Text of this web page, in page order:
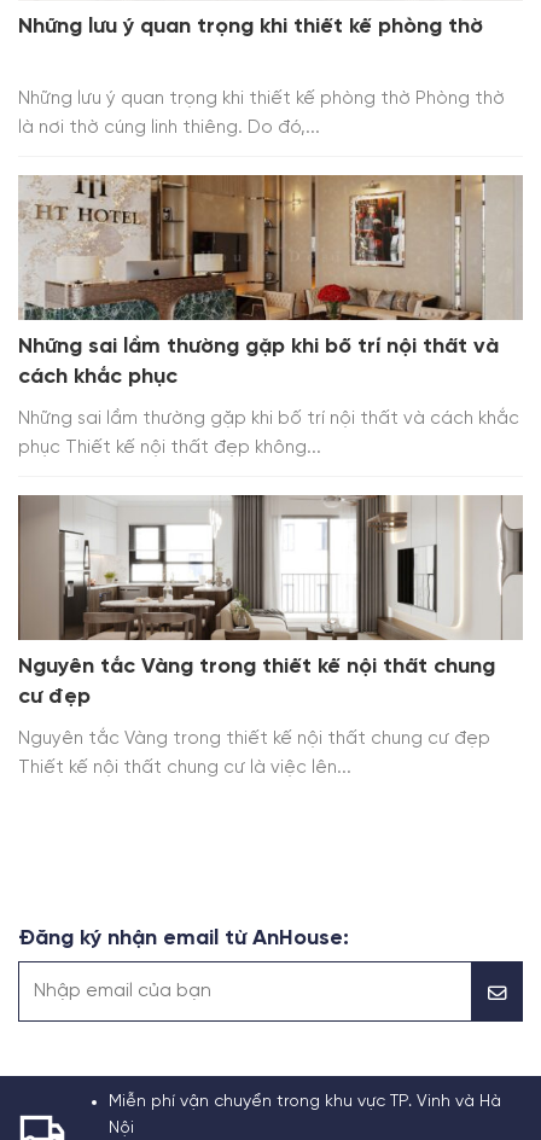
Những lưu ý quan trọng khi thiết kế phòng thờ
Những lưu ý quan trọng khi thiết kế phòng thờ Phòng thờ
là nơi thờ cúng linh thiêng. Do đó,...
Những sai lầm thường gặp khi bố trí nội thất và
cách khắc phục
Những sai lầm thường gặp khi bố trí nội thất và cách khắc
phục Thiết kế nội thất đẹp không...
Nguyên tắc Vàng trong thiết kế nội thất chung
cư đẹp
Nguyên tắc Vàng trong thiết kế nội thất chung cư đẹp
Thiết kế nội thất chung cư là việc lên...
Đăng ký nhận email từ AnHouse:
Miễn phí vận chuyển trong khu vực TP. Vinh và Hà
Nội